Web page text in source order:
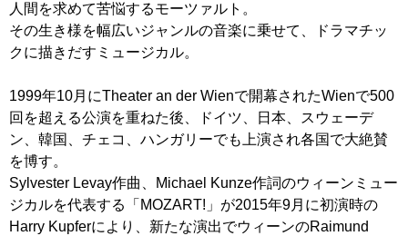
人間を求めて苦悩するモーツァルト。
その生き様を幅広いジャンルの音楽に乗せて、ドラマチッ
クに描きだすミュージカル。
1999年10月にTheater an der Wienで開幕されたWienで500
回を超える公演を重ねた後、ドイツ、日本、スウェーデ
ン、韓国、チェコ、ハンガリーでも上演され各国で大絶賛
を博す。
Sylvester Levay作曲、Michael Kunze作詞のウィーンミュー
ジカルを代表する「MOZART!」が2015年9月に初演時の
Harry Kupferにより、新たな演出でウィーンのRaimund